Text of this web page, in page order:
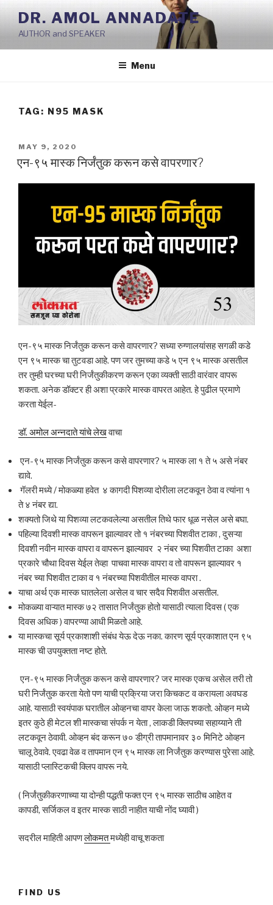
Skip
content
DR. AMOL ANNADATE
AUTHOR and SPEAKER
Menu
TAG: N95 MASK
POSTED
ON
MAY 9, 2020
एन-९५ मास्क निर्जंतुक करून कसे वापरणार?
एन-९५ मास्क निर्जंतुक करून कसे वापरणार? सध्या रुग्णालयांसह सगळी कडे
एन ९५ मास्क चा तुटवडा आहे. पण जर तुमच्या कडे ५ एन ९५ मास्क असतील
तर तुम्ही घरच्या घरी निर्जंतुकीकरण करून एका व्यक्ती साठी वारंवार वापरू
शकता. अनेक डॉक्टर ही अशा प्रकारे मास्क वापरत आहेत. हे पुढील प्रमाणे
करता येईल-
डॉ. अमोल अन्नदाते यांचे लेखवाचा
एन-९५ मास्क निर्जंतुक करून कसे वापरणार? ५ मास्क ला १ ते ५ असे नंबर
द्यावे.
गॅलरी मध्ये / मोकळ्या हवेत ४ कागदी पिशव्या दोरीला लटकवून ठेवा व त्यांना १
ते ४ नंबर द्या.
शक्यतो जिथे या पिशव्या लटकवलेल्या असतील तिथे फार धूळ नसेल असे बघा.
पहिल्या दिवशी मास्क वापरून झाल्यावर तो १ नंबरच्या पिशवीत टाका , दुसऱ्या
दिवशी नवीन मास्क वापरा व वापरून झाल्यावर २ नंबर च्या पिशवीत टाका अशा
प्रकारे चौथा दिवस येईल तेव्हा पाचवा मास्क वापरा व तो वापरून झाल्यावर १
नंबर च्या पिशवीत टाका व १ नंबरच्या पिशवीतील मास्क वापरा .
याचा अर्थ एक मास्क घातलेला असेल व चार सदैव पिशवीत असतील.
मोकळ्या वाऱ्यात मास्क ७२ तासात निर्जंतुक होतो यासाठी त्याला दिवस ( एक
दिवस अधिक ) वापरण्या आधी मिळतो आहे.
या मास्कचा सूर्य प्रकाशाशी संबंध येऊ देऊ नका. कारण सूर्य प्रकाशात एन ९५
मास्क ची उपयुक्तता नष्ट होते.
एन-९५ मास्क निर्जंतुक करून कसे वापरणार? जर मास्क एकच असेल तरी तो
घरी निर्जंतुक करता येतो पण याची प्रक्रिया जरा किचकट व करायला अवघड
आहे. यासाठी स्वयंपाक घरातील ओव्हनचा वापर केला जाऊ शकतो. ओव्हन मध्ये
इतर कुठे ही मेटल शी मास्कचा संपर्क न येता , लाकडी क्लिपच्या सहाय्याने ती
लटकवून ठेवावी. ओव्हन बंद करून ७० डीग्री तापमानावर ३० मिनिटे ओव्हन
चालू ठेवावे. एवढा वेळ व तापमान एन ९५ मास्क ला निर्जंतुक करण्यास पुरेसा आहे.
यासाठी प्लास्टिकची क्लिप वापरू नये.
( निर्जंतुकीकरणाच्या या दोन्ही पद्धती फक्त एन ९५ मास्क साठीच आहेत व
कापडी, सर्जिकल व इतर मास्क साठी नाहीत याची नोंद घ्यावी )
सदरील माहिती आपणलोकमतमध्येही वाचू शकता
FIND US